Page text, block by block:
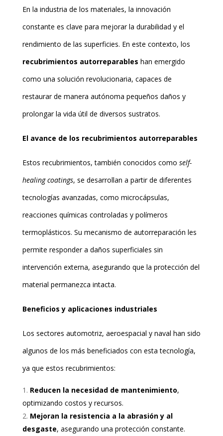
En la industria de los materiales, la innovación
constante es clave para mejorar la durabilidad y el
rendimiento de las superficies. En este contexto, los
recubrimientos autorreparables han emergido
como una solución revolucionaria, capaces de
restaurar de manera autónoma pequeños daños y
prolongar la vida útil de diversos sustratos.
El avance de los recubrimientos autorreparables
Estos recubrimientos, también conocidos como self-
healing coatings, se desarrollan a partir de diferentes
tecnologías avanzadas, como microcápsulas,
reacciones químicas controladas y polímeros
termoplásticos. Su mecanismo de autorreparación les
permite responder a daños superficiales sin
intervención externa, asegurando que la protección del
material permanezca intacta.
Beneficios y aplicaciones industriales
Los sectores automotriz, aeroespacial y naval han sido
algunos de los más beneficiados con esta tecnología,
ya que estos recubrimientos:
Reducen la necesidad de mantenimiento,
optimizando costos y recursos.
Mejoran la resistencia a la abrasión y al
desgaste, asegurando una protección constante.